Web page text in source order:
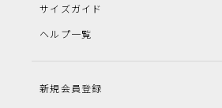
サイズガイド
ヘルプ一覧
新規会員登録